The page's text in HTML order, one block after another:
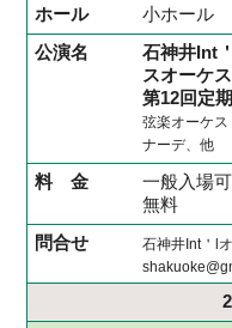
小ホール
石神井Int
スオーケ
第12回定
弦楽オーケ
ナーデ、他
一般入場可
無料
石神井Int＇l